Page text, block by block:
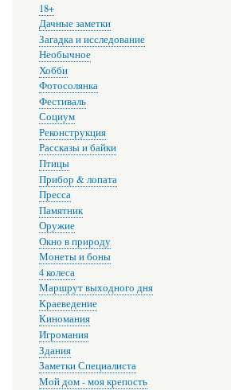
18+
Дачные заметки
Загадка и исследование
Необычное
Хобби
Фотосолянка
Фестиваль
Социум
Реконструкция
Рассказы и байки
Птицы
Прибор & лопата
Пресса
Памятник
Оружие
Окно в природу
Монеты и боны
4 колеса
Маршрут выходного дня
Краеведение
Киномания
Игромания
Здания
Заметки Специалиста
Мой дом - моя крепость